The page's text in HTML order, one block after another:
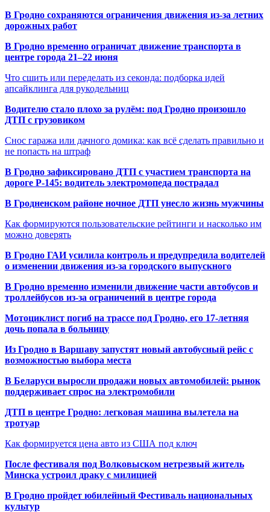
В Гродно сохраняются ограничения движения из-за летних
дорожных работ
В Гродно временно ограничат движение транспорта в
центре города 21–22 июня
Что сшить или переделать из секонда: подборка идей
апсайклинга для рукодельниц
Водителю стало плохо за рулём: под Гродно произошло
ДТП с грузовиком
Снос гаража или дачного домика: как всё сделать правильно и
не попасть на штраф
В Гродно зафиксировано ДТП с участием транспорта на
дороге Р-145: водитель электромопеда пострадал
В Гродненском районе ночное ДТП унесло жизнь мужчины
Как формируются пользовательские рейтинги и насколько им
можно доверять
В Гродно ГАИ усилила контроль и предупредила водителей
о изменении движения из-за городского выпускного
В Гродно временно изменили движение части автобусов и
троллейбусов из-за ограничений в центре города
Мотоциклист погиб на трассе под Гродно, его 17-летняя
дочь попала в больницу
Из Гродно в Варшаву запустят новый автобусный рейс с
возможностью выбора места
В Беларуси выросли продажи новых автомобилей: рынок
поддерживает спрос на электромобили
ДТП в центре Гродно: легковая машина вылетела на
тротуар
Как формируется цена авто из США под ключ
После фестиваля под Волковыском нетрезвый житель
Минска устроил драку с милицией
В Гродно пройдет юбилейный Фестиваль национальных
культур